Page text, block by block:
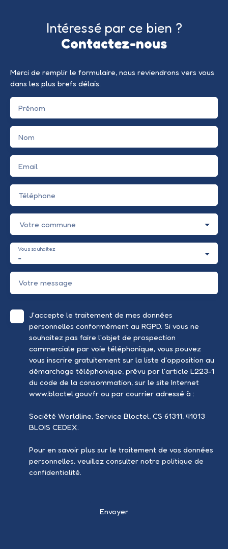
Intéressé par ce bien ?
Contactez-nous
Merci de remplir le formulaire, nous reviendrons vers vous
dans les plus brefs délais.
Prénom
Nom
Email
Téléphone
Votre commune
-
Vous souhaitez
Votre message
J'accepte le traitement de mes données
personnelles conformément au RGPD. Si vous ne
souhaitez pas faire l'objet de prospection
commerciale par voie téléphonique, vous pouvez
vous inscrire gratuitement sur la liste d'opposition au
démarchage téléphonique, prévu par l'article L223-1
du code de la consommation, sur le site Internet
www.bloctel.gouv.fr ou par courrier adressé à :
Société Worldline, Service Bloctel, CS 61311, 41013
BLOIS CEDEX.
Pour en savoir plus sur le traitement de vos données
personnelles, veuillez consulter notre politique de
confidentialité.
Envoyer